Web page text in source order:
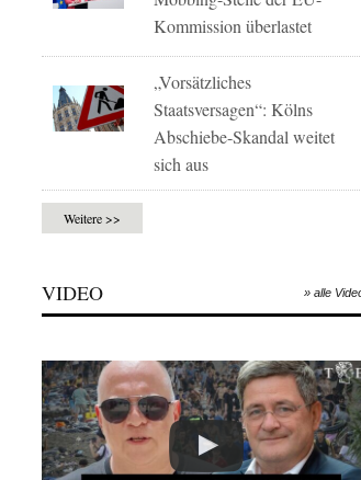
Kommission überlastet
„Vorsätzliches
Staatsversagen“: Kölns
Abschiebe-Skandal weitet
sich aus
Weitere >>
VIDEO » alle